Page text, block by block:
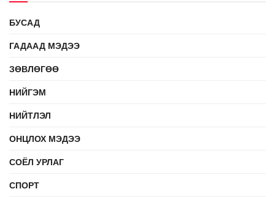
БУСАД
ГАДААД МЭДЭЭ
ЗӨВЛӨГӨӨ
НИЙГЭМ
НИЙТЛЭЛ
ОНЦЛОХ МЭДЭЭ
СОЁЛ УРЛАГ
СПОРТ